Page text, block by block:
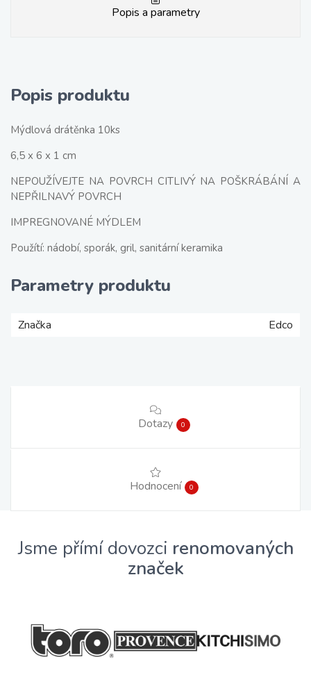
Popis a parametry
Popis produktu
Mýdlová drátěnka 10ks
6,5 x 6 x 1 cm
NEPOUŽÍVEJTE NA POVRCH CITLIVÝ NA POŠKRÁBÁNÍ A
NEPŘILNAVÝ POVRCH
IMPREGNOVANÉ MÝDLEM
Použítí: nádobí, sporák, gril, sanitární keramika
Parametry produktu
Značka Edco
Dotazy 0
Hodnocení 0
Jsme přímí dovozci renomovaných
značek